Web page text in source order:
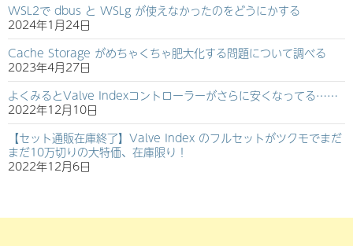
WSL2で dbus と WSLg が使えなかったのをどうにかする
2024年1月24日
Cache Storage がめちゃくちゃ肥大化する問題について調べる
2023年4月27日
よくみるとValve Indexコントローラーがさらに安くなってる……
2022年12月10日
【セット通販在庫終了】Valve Index のフルセットがツクモでまだ
まだ10万切りの大特価、在庫限り！
2022年12月6日